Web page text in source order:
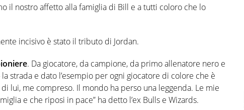
il nostro affetto alla famiglia di Bill e a tutti coloro che lo
incisivo è stato il tributo di Jordan.
. Da giocatore, da campione, da primo allenatore nero e
strada e dato l’esempio per ogni giocatore di colore che è
lui, me compreso. Il mondo ha perso una leggenda. Le mie
e che riposi in pace” ha detto l’ex Bulls e Wizards.